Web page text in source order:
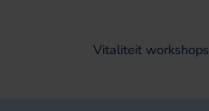
Vitaliteit workshops